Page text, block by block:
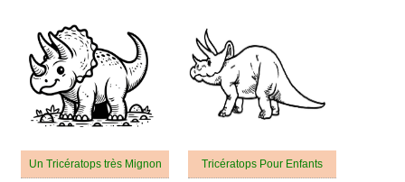
Un Tricératops très Mignon Tricératops Pour Enfants